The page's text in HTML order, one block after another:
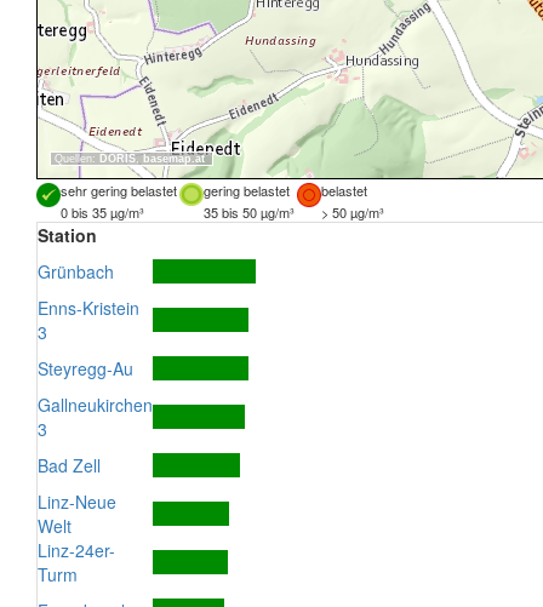
Quellen: DORIS, basemap.at
sehr gering belastet gering belastet
belastet
0 bis 35 µg/m³
35 bis 50 µg/m³ > 50 µg/m³
Station
Grünbach
Enns-Kristein
3
Steyregg-Au
Gallneukirchen
3
Bad Zell
Linz-Neue
Welt
Linz-24er-
Turm